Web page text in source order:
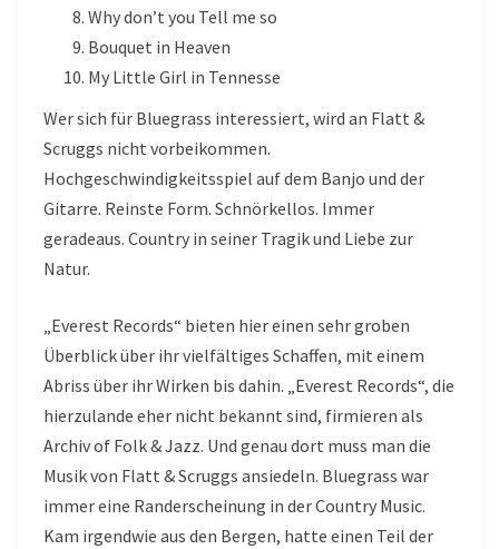
Why don’t you Tell me so
Bouquet in Heaven
My Little Girl in Tennesse
Wer sich für Bluegrass interessiert, wird an Flatt &
Scruggs nicht vorbeikommen.
Hochgeschwindigkeitsspiel auf dem Banjo und der
Gitarre. Reinste Form. Schnörkellos. Immer
geradeaus. Country in seiner Tragik und Liebe zur
Natur.
„Everest Records“ bieten hier einen sehr groben
Überblick über ihr vielfältiges Schaffen, mit einem
Abriss über ihr Wirken bis dahin. „Everest Records“, die
hierzulande eher nicht bekannt sind, firmieren als
Archiv of Folk & Jazz. Und genau dort muss man die
Musik von Flatt & Scruggs ansiedeln. Bluegrass war
immer eine Randerscheinung in der Country Music.
Kam irgendwie aus den Bergen, hatte einen Teil der